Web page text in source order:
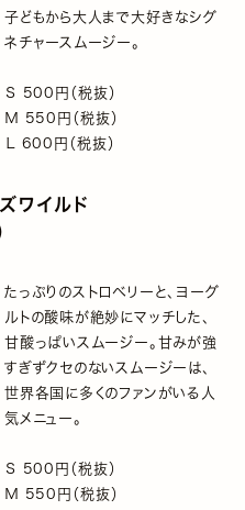
子どもから大人まで大好きなシグ
ネチャースムージー。
Ｓ 500円（税抜）
Ｍ 550円（税抜）
Ｌ 600円（税抜）
ワイルド
たっぷりのストロベリーと、ヨーグ
ルトの酸味が絶妙にマッチした、
甘酸っぱいスムージー。甘みが強
すぎずクセのないスムージーは、
世界各国に多くのファンがいる人
気メニュー。
Ｓ 500円（税抜）
Ｍ 550円（税抜）